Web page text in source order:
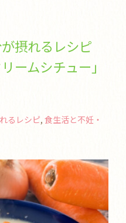
摂れるレシピ
ームシチュー」
るレシピ, 食生活と不妊・